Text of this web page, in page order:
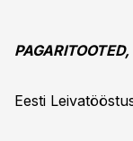
Eesti